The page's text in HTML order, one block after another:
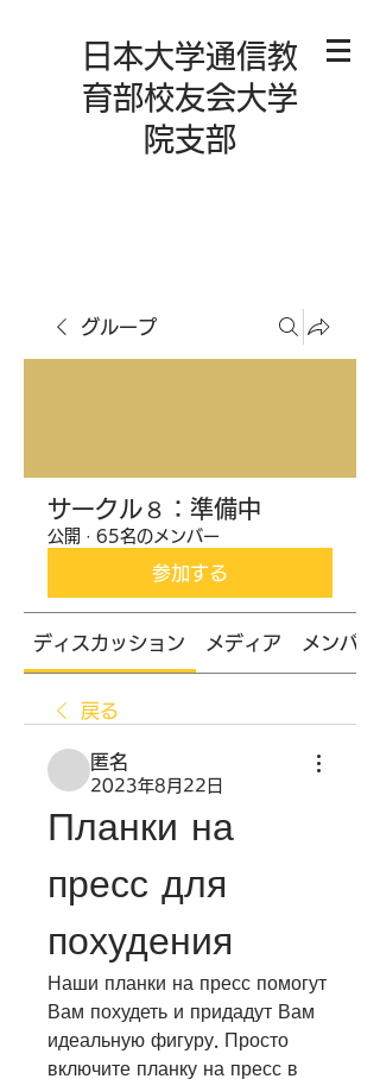
日本大学通信教
育部校友会大学
院支部
グループ
サークル８：準備中
公開 · 65名のメンバー
参加する
ディスカッション メディア メンバー
戻る
匿名
2023年8月22日
Планки на
пресс для
похудения
Наши планки на пресс помогут
Вам похудеть и придадут Вам
идеальную фигуру. Просто
включите планку на пресс в